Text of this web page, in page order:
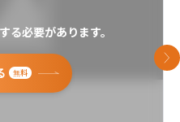
る必要があります。
無料
次